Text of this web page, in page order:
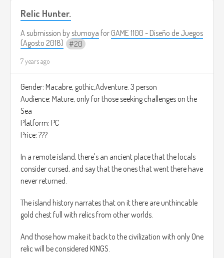
te han devorado todas tus flores.
El juego se juega en primera persona y tienes que ir
matando insectos para poder proseguir en la historia.
ejemplo en el nivel 22, habran nuevos tipos de insectos, que
dispararles en la espalda donde ellos tienen un cristal azul.,
esa es la única forma de acabar con ellas.
El juego cuenta con alrededor de 60 niveles que estarán
divididos por zonas del mapa, El parque, tu casa, la casa del
El, juego tendrá una dificultad adicional cuando acabes el
juego por primera vez, esta dificultad es extrema y si te
https://www.youtube.com/watch?v=IrIBnuCIamg
Relic Hunter.
A submission bystumoya for GAME 1100 - Diseño de Juegos
(Agosto 2018)
20
7 years ago
Gender: Macabre, gothic,Adventure. 3 person
Audience; Mature, only for those seeking challenges on the
Sea
Platform: PC
Price: ???
In a remote island, there's an ancient place that the locals
consider cursed, and say that the ones that went there have
never returned.
The island history narrates that on it there are unthincable
gold chest full with relics from other worlds.
And those how make it back to the civilization with only One
relic will be considered KINGS.